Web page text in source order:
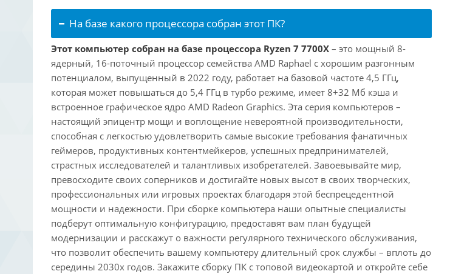
На базе какого процессора собран этот ПК?
Этот компьютер собран на базе процессора Ryzen 7 7700X – это мощный 8-
ядерный, 16-поточный процессор семейства AMD Raphael с хорошим разгонным
потенциалом, выпущенный в 2022 году, работает на базовой частоте 4,5 ГГц,
которая может повышаться до 5,4 ГГц в турбо режиме, имеет 8+32 Мб кэша и
встроенное графическое ядро AMD Radeon Graphics. Эта серия компьютеров –
настоящий эпицентр мощи и воплощение невероятной производительности,
способная с легкостью удовлетворить самые высокие требования фанатичных
геймеров, продуктивных контентмейкеров, успешных предпринимателей,
страстных исследователей и талантливых изобретателей. Завоевывайте мир,
превосходите своих соперников и достигайте новых высот в своих творческих,
профессиональных или игровых проектах благодаря этой беспрецедентной
мощности и надежности. При сборке компьютера наши опытные специалисты
подберут оптимальную конфигурацию, предоставят вам план будущей
модернизации и расскажут о важности регулярного технического обслуживания,
что позволит обеспечить вашему компьютеру длительный срок службы – вплоть до
середины 2030х годов. Закажите сборку ПК с топовой видеокартой и откройте себе